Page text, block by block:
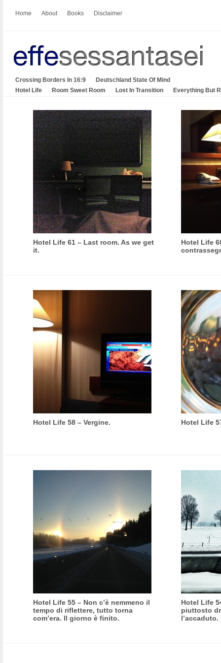
Home About Books Disclaimer
Crossing Borders In 16:9
Deutschland State Of Mind
Hotel Life
Room Sweet Room Lost In Transition Everything But
Hotel Life 61 – Last room. As we get
it.
Hotel Life
Hotel Life 58 – Vergine. Hotel Life
Hotel Life 55 – Non c’è nemmeno il
tempo di riflettere, tutto torna
com’era. Il giorno è finito.
Hotel Life
piuttosto
l’accaduto.